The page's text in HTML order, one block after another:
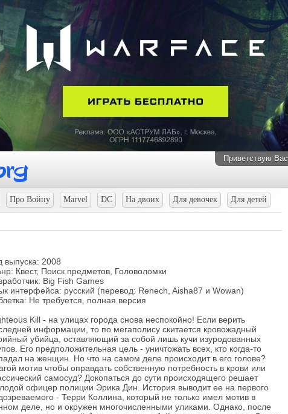
Приветствую Вас
Про Войну Marvel DC На двоих Для девочек Для детей
выпуска: 2008
Квест, Поиск предметов, Головоломки
Big Fish Games
интерфейса: русский (перевод: Renech, Aisha87 и Wowan)
Не требуется, полная версия
Kill - на улицах города снова неспокойно! Если верить
информации, то по мегаполису скитается кровожадный
убийца, оставляющий за собой лишь кучи изуродованных
Его предположительная цель - уничтожать всех, кто когда-то
на женщин. Но что на самом деле происходит в его голове?
мотив чтобы оправдать собственную потребность в крови или
самосуд? Докопаться до сути происходящего решает
офицер полиции Эрика Дин. История выводит ее на первого
- Терри Коллина, который не только имел мотив в
деле, но и окружен многочисленными уликами. Однако, после